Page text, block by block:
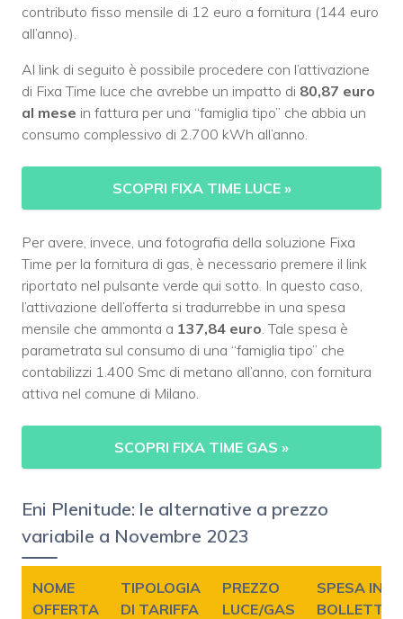
contributo fisso mensile di 12 euro a fornitura (144 euro
all’anno).
Al link di seguito è possibile procedere con l’attivazione
di Fixa Time luce che avrebbe un impatto di 80,87 euro
al mese in fattura per una “famiglia tipo” che abbia un
consumo complessivo di 2.700 kWh all’anno.
SCOPRI FIXA TIME LUCE »
Per avere, invece, una fotografia della soluzione Fixa
Time per la fornitura di gas, è necessario premere il link
riportato nel pulsante verde qui sotto. In questo caso,
l’attivazione dell’offerta si tradurrebbe in una spesa
mensile che ammonta a 137,84 euro . Tale spesa è
parametrata sul consumo di una “famiglia tipo” che
contabilizzi 1.400 Smc di metano all’anno, con fornitura
attiva nel comune di Milano.
SCOPRI FIXA TIME GAS »
Eni Plenitude: le alternative a prezzo
variabile a Novembre 2023
NOME
OFFERTA
TIPOLOGIA
DI TARIFFA
PREZZO
LUCE/GAS
SPESA IN
BOLLETTA